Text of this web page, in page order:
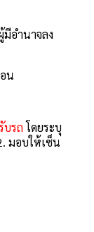
อำนาจลง
น
บรถ โดยระบุ
มอบให้เซ็น